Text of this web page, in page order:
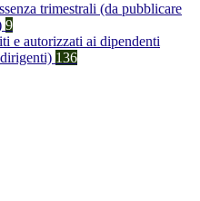
trimestrali (da pubblicare
9
e autorizzati ai dipendenti
136